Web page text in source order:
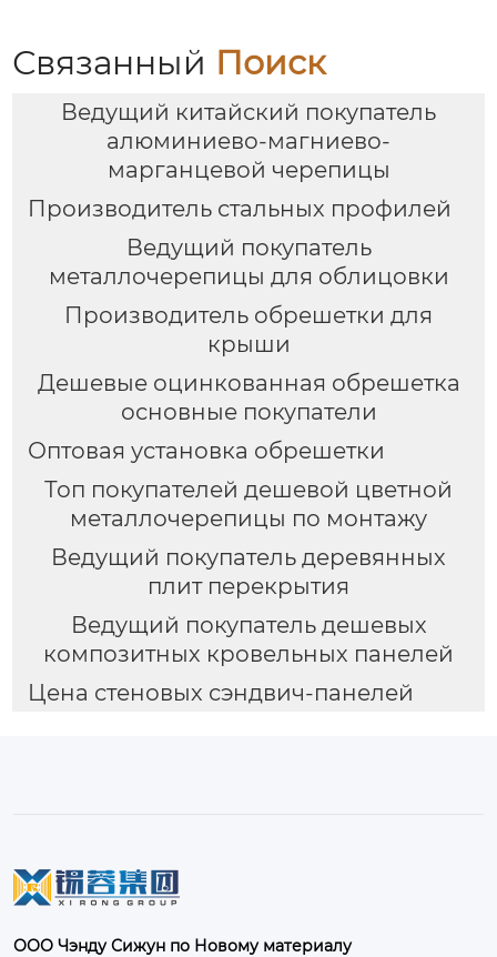
Связанный Поиск
Ведущий китайский покупатель
алюминиево-магниево-
марганцевой черепицы
Производитель стальных профилей
Ведущий покупатель
металлочерепицы для облицовки
Производитель обрешетки для
крыши
Дешевые оцинкованная обрешетка
основные покупатели
Оптовая установка обрешетки
Топ покупателей дешевой цветной
металлочерепицы по монтажу
Ведущий покупатель деревянных
плит перекрытия
Ведущий покупатель дешевых
композитных кровельных панелей
Цена стеновых сэндвич-панелей
ООО Чэнду Сижун по Новому материалу